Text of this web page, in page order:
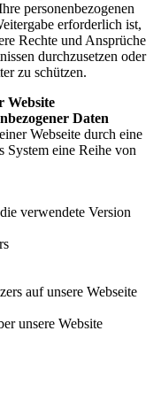
personenbezogenen
erforderlich ist,
Rechte und Ansprüche
durchzusetzen oder
zu schützen.
Website
Daten
Webseite durch eine
System eine Reihe von
verwendete Version
auf unsere Webseite
unsere Website